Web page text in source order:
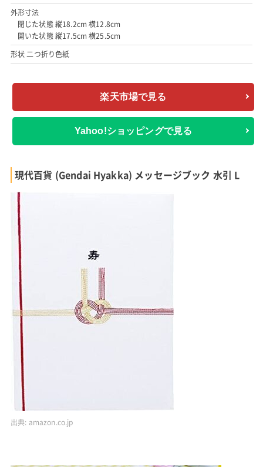
外形寸法
閉じた状態 縦18.2cm 横12.8cm
開いた状態 縦17.5cm 横25.5cm
形状 二つ折り色紙
楽天市場で見る
Yahoo!ショッピングで見る
現代百貨 (Gendai Hyakka) メッセージブック 水引 L
出典: amazon.co.jp